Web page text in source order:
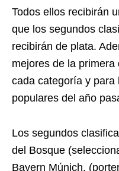
Todos ellos recibirán
que los segundos
recibirán de plata.
mejores de la
cada categoría y para
populares del año
Los segundos
del Bosque
Bayern Múnich,